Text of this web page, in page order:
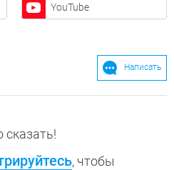
YouTube
Написать
, чтобы